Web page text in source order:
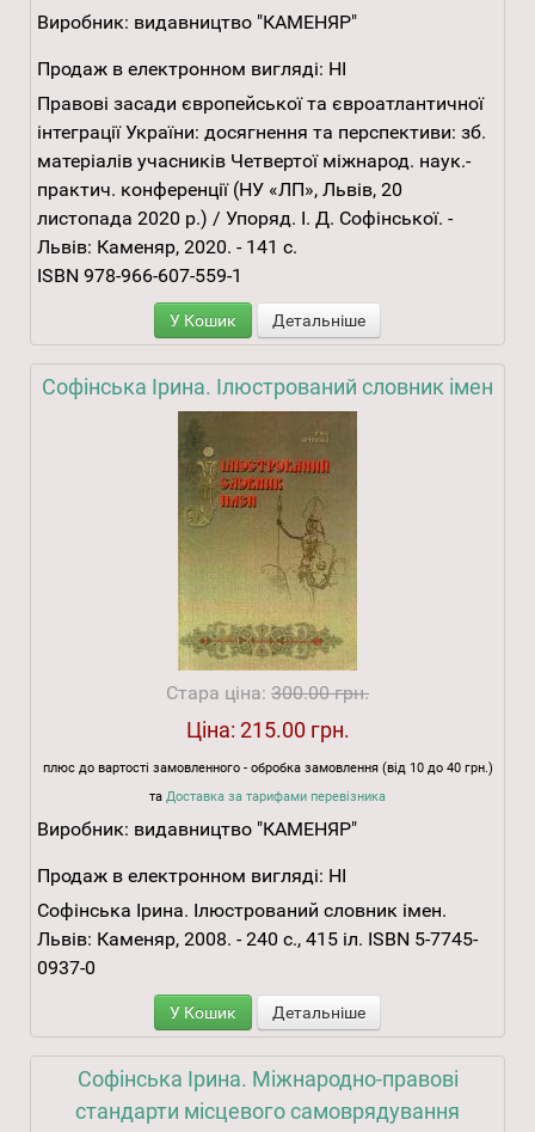
Виробник: видавництво "КАМЕНЯР"
Продаж в електронном вигляді: НІ
Правові засади європейської та євроатлантичної
інтеграції України: досягнення та перспективи: зб.
матеріалів учасників Четвертої міжнарод. наук.-
практич. конференції (НУ «ЛП», Львів, 20
листопада 2020 р.) / Упоряд. І. Д. Софінської. -
Львів: Каменяр, 2020. - 141 с.
ISBN 978-966-607-559-1
У Кошик Детальніше
Софінська Ірина. Ілюстрований словник імен
Стара ціна: 300.00 грн.
Ціна: 215.00 грн.
плюс до вартості замовленного - обробка замовлення (від 10 до 40 грн.)
та Доставка за тарифами перевізника
Виробник: видавництво "КАМЕНЯР"
Продаж в електронном вигляді: НІ
Софінська Ірина. Ілюстрований словник імен.
Львів: Каменяр, 2008. - 240 с., 415 іл. ISBN 5-7745-
0937-0
У Кошик Детальніше
Софінська Ірина. Міжнародно-правові
стандарти місцевого самоврядування